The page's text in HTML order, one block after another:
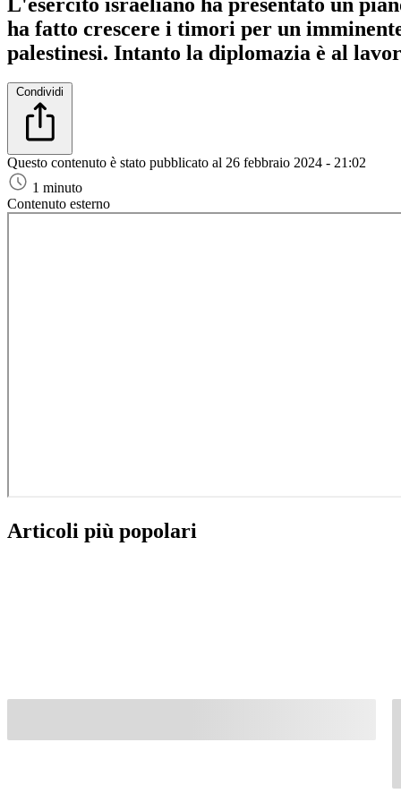
ha fatto crescere i timori per un
palestinesi. Intanto la diplomazia è al
Condividi
Questo contenuto è stato pubblicato al 26 febbraio 2024 - 21:02
1 minuto
Contenuto esterno
Articoli più popolari